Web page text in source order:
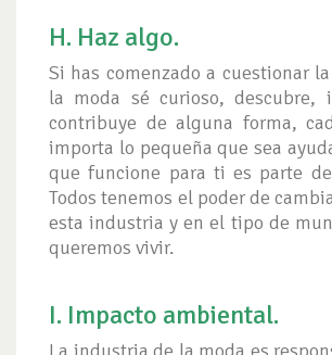
H. Haz algo.
Si has comenzado a cuestionar
la moda sé curioso, descubre,
contribuye de alguna forma,
importa lo pequeña que sea
que funcione para ti es parte
Todos tenemos el poder de
esta industria y en el tipo de
queremos vivir.
I. Impacto ambiental.